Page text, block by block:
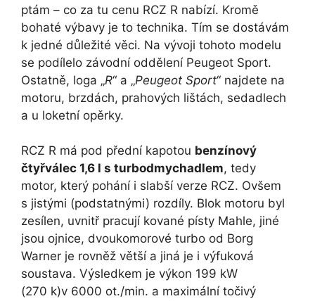
ptám – co za tu cenu RCZ R nabízí. Kromě
bohaté výbavy je to technika. Tím se dostávám
k jedné důležité věci. Na vývoji tohoto modelu
se podílelo závodní oddělení Peugeot Sport.
Ostatně, loga „R“ a „Peugeot Sport“ najdete na
motoru, brzdách, prahových lištách, sedadlech
a u loketní opěrky.
RCZ R má pod přední kapotou benzínový
čtyřválec 1,6 l s turbodmychadlem, tedy
motor, který pohání i slabší verze RCZ. Ovšem
s jistými (podstatnými) rozdíly. Blok motoru byl
zesílen, uvnitř pracují kované písty Mahle, jiné
jsou ojnice, dvoukomorové turbo od Borg
Warner je rovněž větší a jiná je i výfuková
soustava. Výsledkem je výkon 199 kW
(270 k)v 6000 ot./min. a maximální točivý